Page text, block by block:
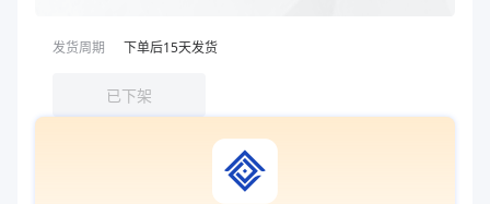
发货周期 下单后15天发货
已下架